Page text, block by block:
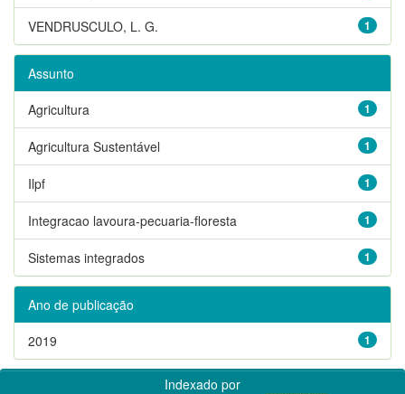
1
VENDRUSCULO, L. G.
Assunto
1
Agricultura
1
Agricultura Sustentável
1
Ilpf
1
Integracao lavoura-pecuaria-floresta
1
Sistemas integrados
Ano de publicação
1
2019
Indexado por